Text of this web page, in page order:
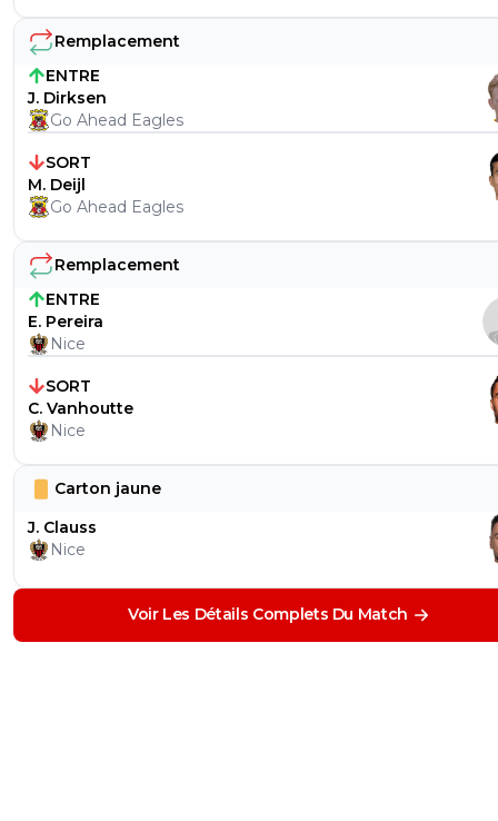
Remplacement
ENTRE
J. Dirksen
Go Ahead Eagles
SORT
M. Deijl
Go Ahead Eagles
Remplacement
ENTRE
E. Pereira
Nice
SORT
C. Vanhoutte
Nice
Carton jaune
J. Clauss
Nice
Voir Les Détails Complets Du Match